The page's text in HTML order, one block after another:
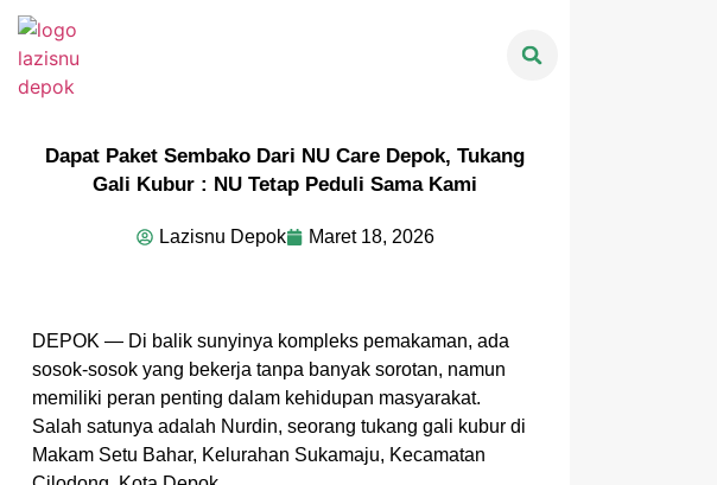
Dapat Paket Sembako Dari NU Care Depok, Tukang
Gali Kubur : NU Tetap Peduli Sama Kami
Lazisnu Depok Maret 18, 2026
DEPOK — Di balik sunyinya kompleks pemakaman, ada
sosok-sosok yang bekerja tanpa banyak sorotan, namun
memiliki peran penting dalam kehidupan masyarakat.
Salah satunya adalah Nurdin, seorang tukang gali kubur di
Makam Setu Bahar, Kelurahan Sukamaju, Kecamatan